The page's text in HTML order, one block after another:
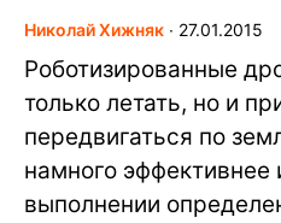
Николай Хижняк ∙ 27.01.2015
Роботизированные
только летать, но и
передвигаться по
намного эффективнее
выполнении